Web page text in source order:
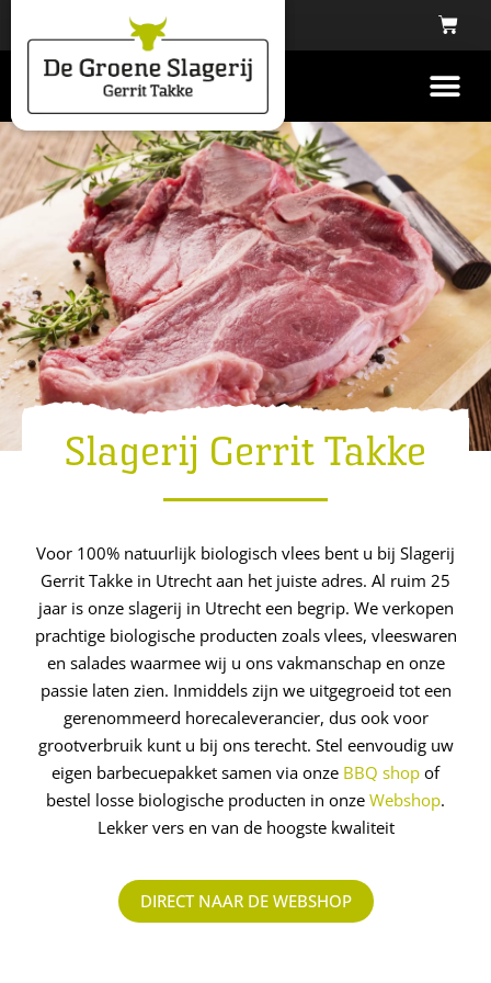
Slagerij Gerrit Takke
Voor 100% natuurlijk biologisch vlees bent u bij Slagerij
Gerrit Takke in Utrecht aan het juiste adres. Al ruim 25
jaar is onze slagerij in Utrecht een begrip. We verkopen
prachtige biologische producten zoals vlees, vleeswaren
en salades waarmee wij u ons vakmanschap en onze
passie laten zien. Inmiddels zijn we uitgegroeid tot een
gerenommeerd ­horecaleverancier, dus ook voor
grootverbruik kunt u bij ons terecht. Stel eenvoudig uw
eigen barbecuepakket samen via onze BBQ shop of
bestel losse biologische producten in onze Webshop.
Lekker vers en van de hoogste kwaliteit
DIRECT NAAR DE WEBSHOP